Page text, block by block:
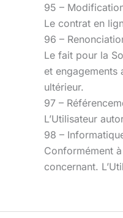
95 –
Le contrat en
96 –
Le fait pour la
et engagements
ultérieur.
97 –
L’Utilisateur
98 –
Conformément
concernant.